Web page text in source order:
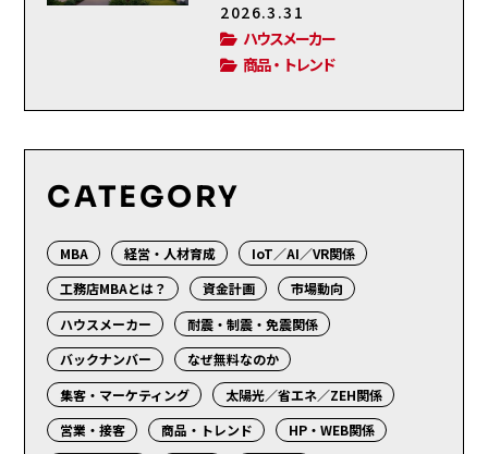
2026.3.31
ハウスメーカー
商品・トレンド
CATEGORY
MBA 経営・人材育成
IoT／AI／VR関係
工務店MBAとは？
資金計画
市場動向
ハウスメーカー
耐震・制震・免震関係
バックナンバー
なぜ無料なのか
集客・マーケティング
太陽光／省エネ／ZEH関係
営業・接客
商品・トレンド
HP・WEB関係